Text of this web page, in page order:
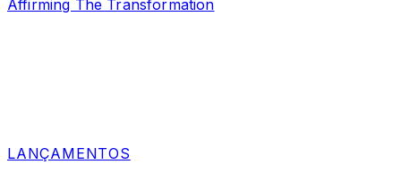
LANÇAMENTOS